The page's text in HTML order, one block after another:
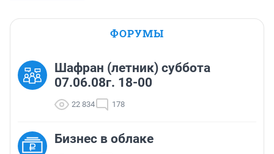
ФОРУМЫ
Шафран (летник) суббота
07.06.08г. 18-00
22 834 178
Бизнес в облаке